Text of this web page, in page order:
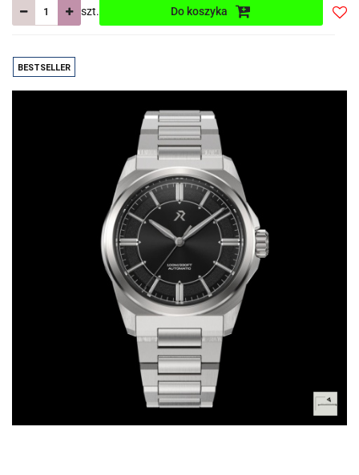
szt. Do koszyka
BESTSELLER